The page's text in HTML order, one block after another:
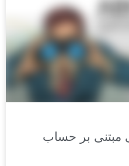
مبتنی بر حساب